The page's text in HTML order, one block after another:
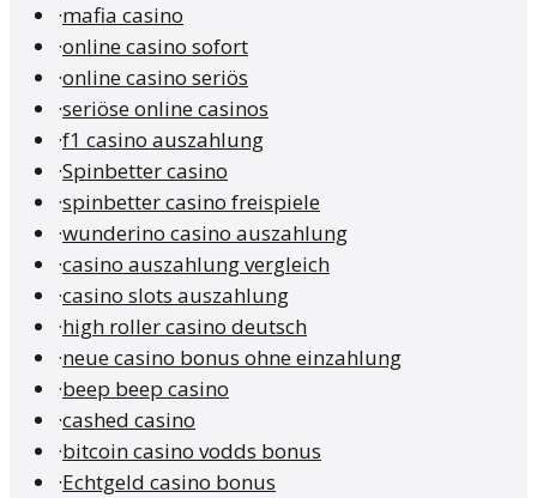
·mafia casino
·online casino sofort
·online casino seriös
·seriöse online casinos
·f1 casino auszahlung
·Spinbetter casino
·spinbetter casino freispiele
·wunderino casino auszahlung
·casino auszahlung vergleich
·casino slots auszahlung
·high roller casino deutsch
·neue casino bonus ohne einzahlung
·beep beep casino
·cashed casino
·bitcoin casino vodds bonus
·Echtgeld casino bonus